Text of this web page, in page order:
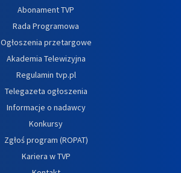
Abonament TVP
Rada Programowa
Ogłoszenia przetargowe
Akademia Telewizyjna
Regulamin tvp.pl
Telegazeta ogłoszenia
Informacje o nadawcy
Konkursy
Zgłoś program (ROPAT)
Kariera w TVP